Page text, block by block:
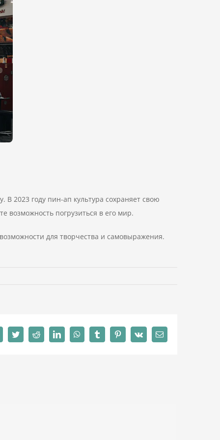
2023 году пин-ап культура сохраняет свою
возможность погрузиться в его мир.
для творчества и самовыражения.
TwitterRedditLinkedInWhatsAppTumblr PinterestVk Email